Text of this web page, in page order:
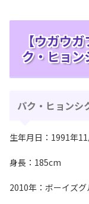
【ウガウ
ク・ヒョン
パク・ヒョン
生年月日：1991年
身長：185cm
2010年：ボーイズ